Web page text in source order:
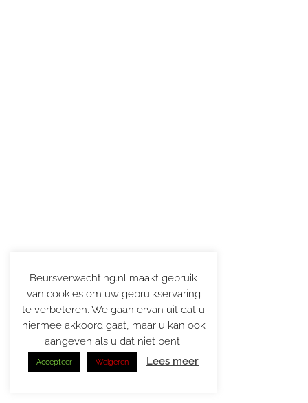
Beursverwachting.nl maakt gebruik
van cookies om uw gebruikservaring
te verbeteren. We gaan ervan uit dat u
hiermee akkoord gaat, maar u kan ook
aangeven als u dat niet bent.
Accepteer Weigeren Lees meer